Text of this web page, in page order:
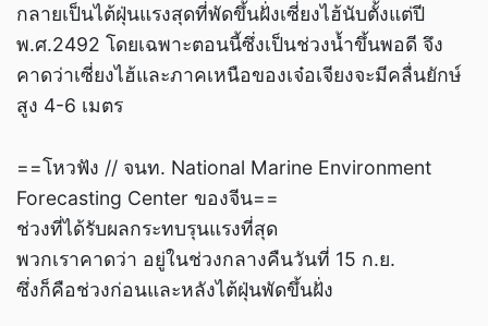
กลายเป็นไต้ฝุ่นแรงสุดที่พัดขึ้นฝั่งเซี่ยงไฮ้นับตั้งแต่ปี
พ.ศ.2492 โดยเฉพาะตอนนี้ซึ่งเป็นช่วงน้ำขึ้นพอดี จึง
คาดว่าเซี่ยงไฮ้และภาคเหนือของเจ๋อเจียงจะมีคลื่นยักษ์
สูง 4-6 เมตร
==โหวฟัง // จนท. National Marine Environment
Forecasting Center ของจีน==
ช่วงที่ได้รับผลกระทบรุนแรงที่สุด
พวกเราคาดว่า อยู่ในช่วงกลางคืนวันที่ 15 ก.ย.
ซึ่งก็คือช่วงก่อนและหลังไต้ฝุ่นพัดขึ้นฝั่ง